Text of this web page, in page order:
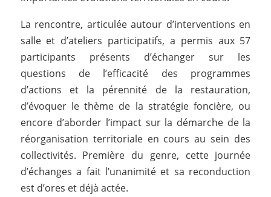
La rencontre, articulée autour d’interventions en
salle et d’ateliers participatifs, a permis aux 57
participants présents d’échanger sur les
questions de l’efficacité des programmes
d’actions et la pérennité de la restauration,
d’évoquer le thème de la stratégie foncière, ou
encore d’aborder l’impact sur la démarche de la
réorganisation territoriale en cours au sein des
collectivités. Première du genre, cette journée
d’échanges a fait l’unanimité et sa reconduction
est d’ores et déjà actée.